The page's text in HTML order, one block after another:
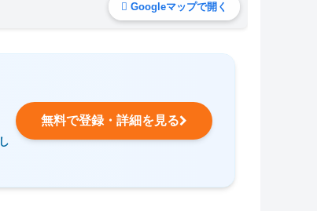
Googleマップで開く
無料で登録・詳細を見る